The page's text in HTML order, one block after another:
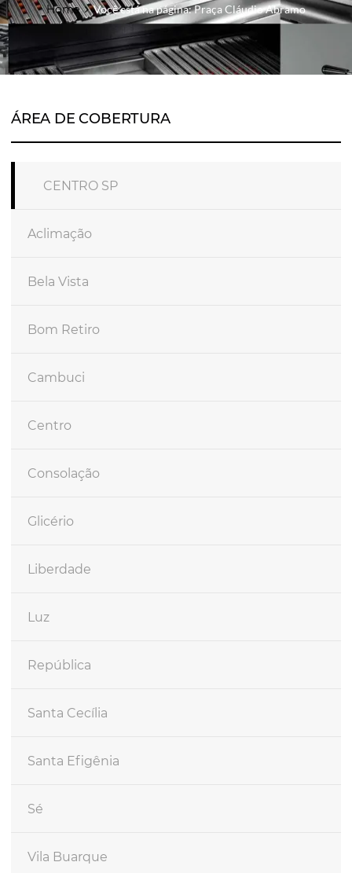
Home Você está na página: Praça Cláudio Abramo
ÁREA DE COBERTURA
CENTRO SP
Aclimação
Bela Vista
Bom Retiro
Cambuci
Centro
Consolação
Glicério
Liberdade
Luz
República
Santa Cecília
Santa Efigênia
Sé
Vila Buarque